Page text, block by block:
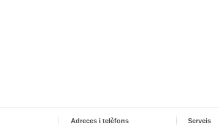
Adreces i telèfons Serveis